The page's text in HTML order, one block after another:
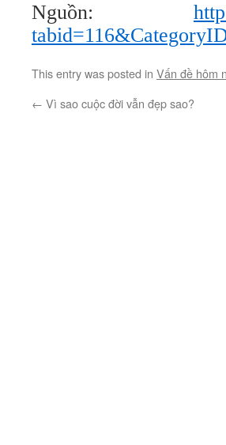
Nguồn:
This entry was posted in Vấn đề hôm
← Vì sao cuộc đời vẫn đẹp sao?